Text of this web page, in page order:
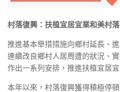
村落復興：扶植宜居宜業和美村落
推進基本舉措措施向鄉村延長、
連續改良鄉村人居周遭的狀況、
作出一系列安排，推進扶植宜居
本年以來，村落復興獲得積極